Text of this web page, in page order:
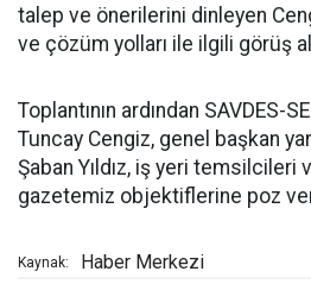
talep ve önerilerini dinleyen
ve çözüm yolları ile ilgili görüş
Toplantının ardından SAVDES-
Tuncay Cengiz, genel başkan
Şaban Yıldız, iş yeri temsilcileri
gazetemiz objektiflerine poz
Kaynak: Haber Merkezi